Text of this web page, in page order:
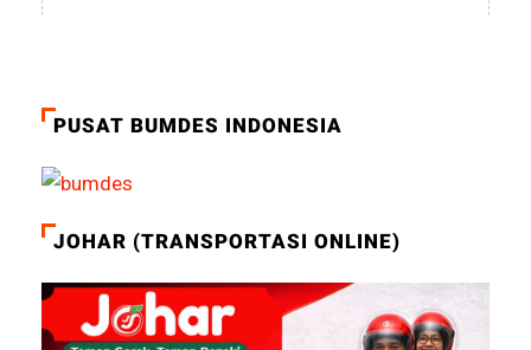
PUSAT BUMDES INDONESIA
JOHAR (TRANSPORTASI ONLINE)